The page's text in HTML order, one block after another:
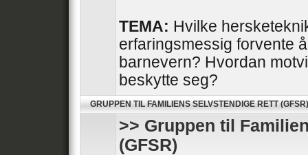
TEMA: Hvilke
erfaringsmessig forvente
barnevern? Hvordan
beskytte seg?
GRUPPEN TIL FAMILIENS SELVSTENDIGE RETT (GFSR)
>> Gruppen til
(GFSR)